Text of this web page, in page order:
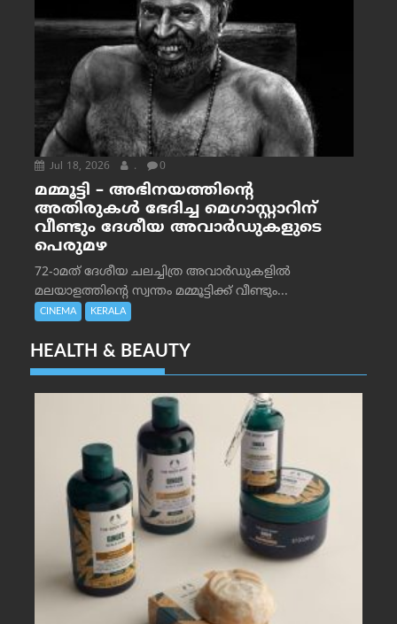
Jul 18, 2026 . 0
മമ്മൂട്ടി – അഭിനയത്തിന്റെ
അതിരുകൾ ഭേദിച്ച മെഗാസ്റ്റാറിന്
വീണ്ടും ദേശീയ അവാർഡുകളുടെ
പെരുമഴ
72-ാമത് ദേശീയ ചലച്ചിത്ര അവാര്‍ഡുകളില്‍
മലയാളത്തിന്റെ സ്വന്തം മമ്മൂട്ടിക്ക് വീണ്ടും...
CINEMA KERALA
HEALTH & BEAUTY